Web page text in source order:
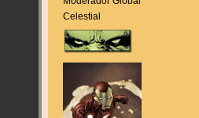
Celestial